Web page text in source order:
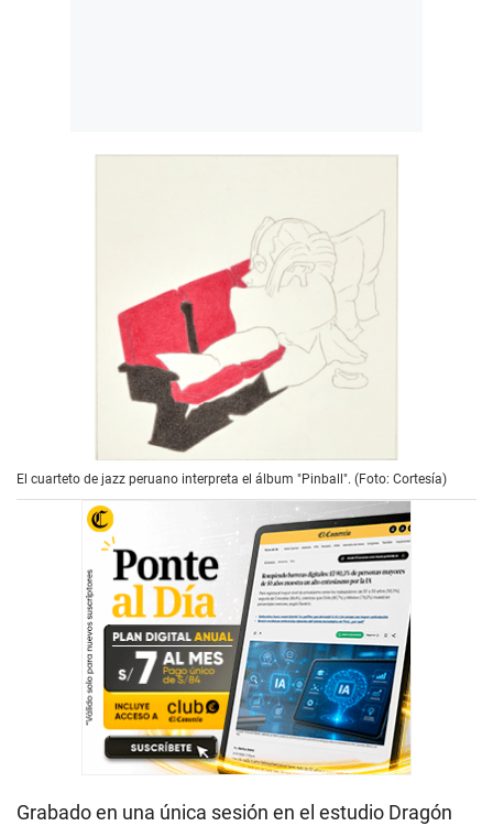
El cuarteto de jazz peruano interpreta el álbum "Pinball". (Foto: Cortesía)
Grabado en una única sesión en el estudio Dragón